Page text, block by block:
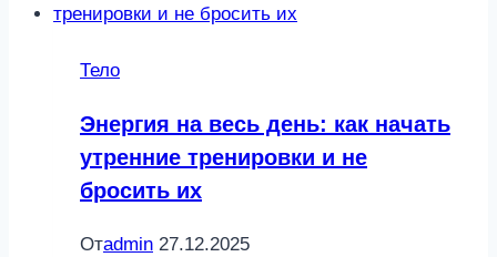
которые
на
рабочем
Тело
Энергия на весь день: как начать
утренние тренировки и не
бросить их
Отadmin 27.12.2025